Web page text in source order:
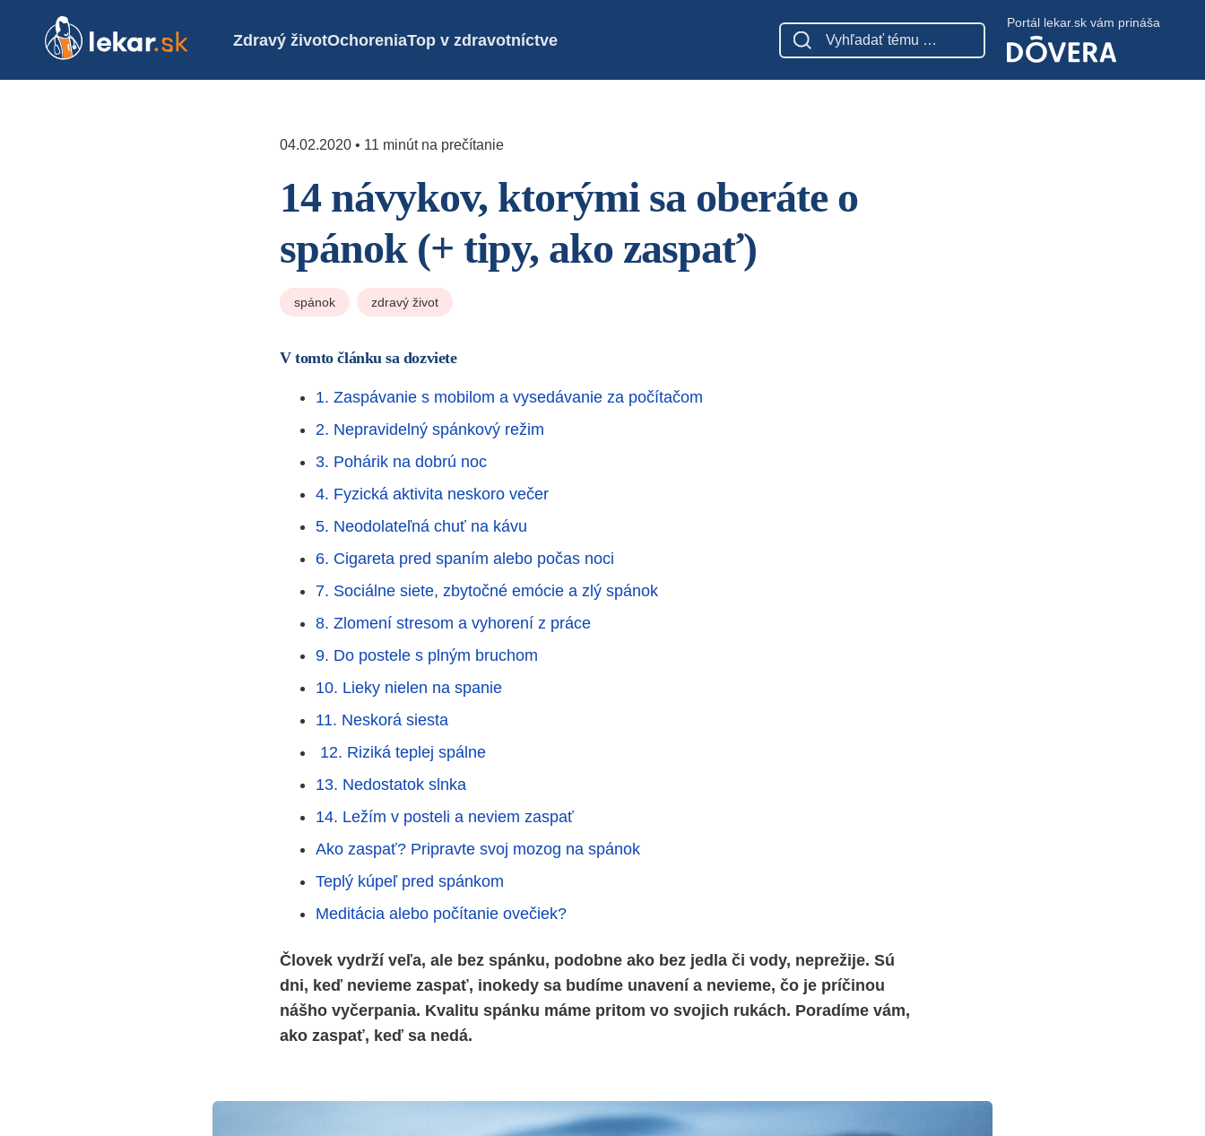
Zdravý životOchoreniaTop v zdravotníctve
Portál lekar.sk vám prináša
04.02.2020 • 11 minút na prečítanie
14 návykov, ktorými sa oberáte o
spánok (+ tipy, ako zaspať)
spánok zdravý život
V tomto článku sa dozviete
1. Zaspávanie s mobilom a vysedávanie za počítačom
2. Nepravidelný spánkový režim
3. Pohárik na dobrú noc
4. Fyzická aktivita neskoro večer
5. Neodolateľná chuť na kávu
6. Cigareta pred spaním alebo počas noci
7. Sociálne siete, zbytočné emócie a zlý spánok
8. Zlomení stresom a vyhorení z práce
9. Do postele s plným bruchom
10. Lieky nielen na spanie
11. Neskorá siesta
12. Riziká teplej spálne
13. Nedostatok slnka
14. Ležím v posteli a neviem zaspať
Ako zaspať? Pripravte svoj mozog na spánok
Teplý kúpeľ pred spánkom
Meditácia alebo počítanie ovečiek?
Človek vydrží veľa, ale bez spánku, podobne ako bez jedla či vody, neprežije. Sú
dni, keď nevieme zaspať, inokedy sa budíme unavení a nevieme, čo je príčinou
nášho vyčerpania. Kvalitu spánku máme pritom vo svojich rukách. Poradíme vám,
ako zaspať, keď sa nedá.